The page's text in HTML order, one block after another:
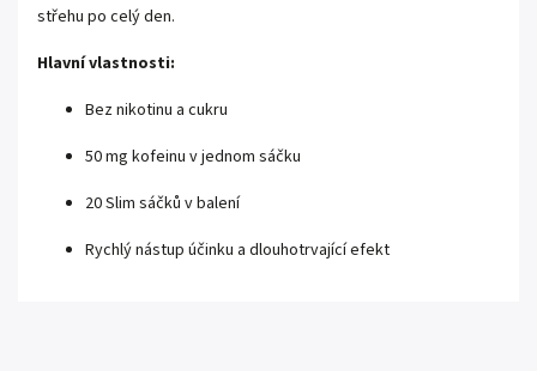
střehu po celý den.
Hlavní vlastnosti:
Bez nikotinu a cukru
50 mg kofeinu v jednom sáčku
20 Slim sáčků v balení
Rychlý nástup účinku a dlouhotrvající efekt